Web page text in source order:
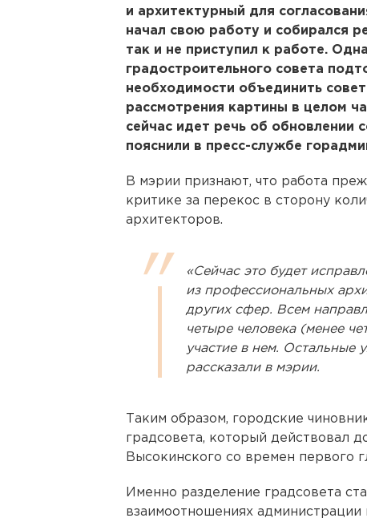
и архитектурный для
начал свою работу и собирался
так и не приступил к работе.
градостроительного совета
необходимости объединить
рассмотрения картины в целом
сейчас идет речь об обновлении
пояснили в пресс-службе
В мэрии признают, что работа
критике за перекос в сторону
архитекторов.
«Сейчас это будет
из профессиональных
других сфер. Всем
четыре человека (менее
участие в нем. Остальные
рассказали в мэрии.
Таким образом, городские
градсовета, который действовал
Высокинского со времен первого
Именно разделение градсовета
взаимоотношениях администрации